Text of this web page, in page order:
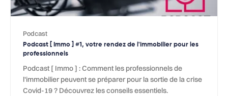
Podcast
Podcast [ Immo ] #1, votre rendez de l'immobilier pour les
professionnels
Podcast [ Immo ] : Comment les professionnels de
l'immobilier peuvent se préparer pour la sortie de la crise
Covid-19 ? Découvrez les conseils essentiels.